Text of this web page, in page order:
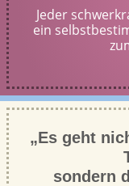
Jeder
ein
„Es geht
sondern